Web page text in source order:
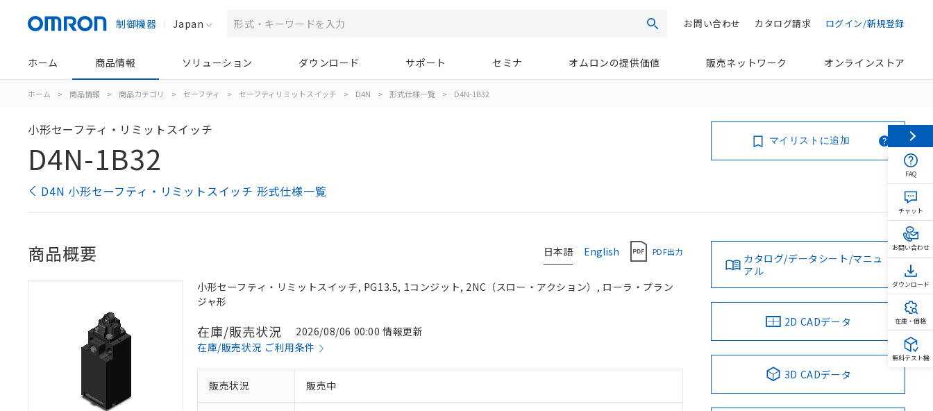
制御機器 Japan 検索 ログイン/新規登録
カタログ請求
お問い合わせ
ホーム 商品情報 ソリューション ダウンロード サポート セミナ オムロンの提供価値 販売ネットワーク オンラインストア
ホーム > 商品情報 > 商品カテゴリ > セーフティ > セーフティリミットスイッチ > D4N > 形式仕様一覧 > D4N-1B32
小形セーフティ・リミットスイッチ
D4N-1B32
D4N 小形セーフティ・リミットスイッチ 形式仕様一覧
マイリストに追加
日本語 English PDF出力
商品概要
小形セーフティ・リミットスイッチ, PG13.5, 1コンジット, 2NC（スロー・アクション）, ローラ・プラン
ジャ形
在庫/販売状況
2026/08/06 00:00 情報更新
在庫/販売状況 ご利用条件
販売状況 販売中
カタログ/データシート/マニュ
アル
2D CADデータ
3D CADデータ
FAQ
チャット
お問い合わせ
ダウンロード
在庫・価格
無料テスト機